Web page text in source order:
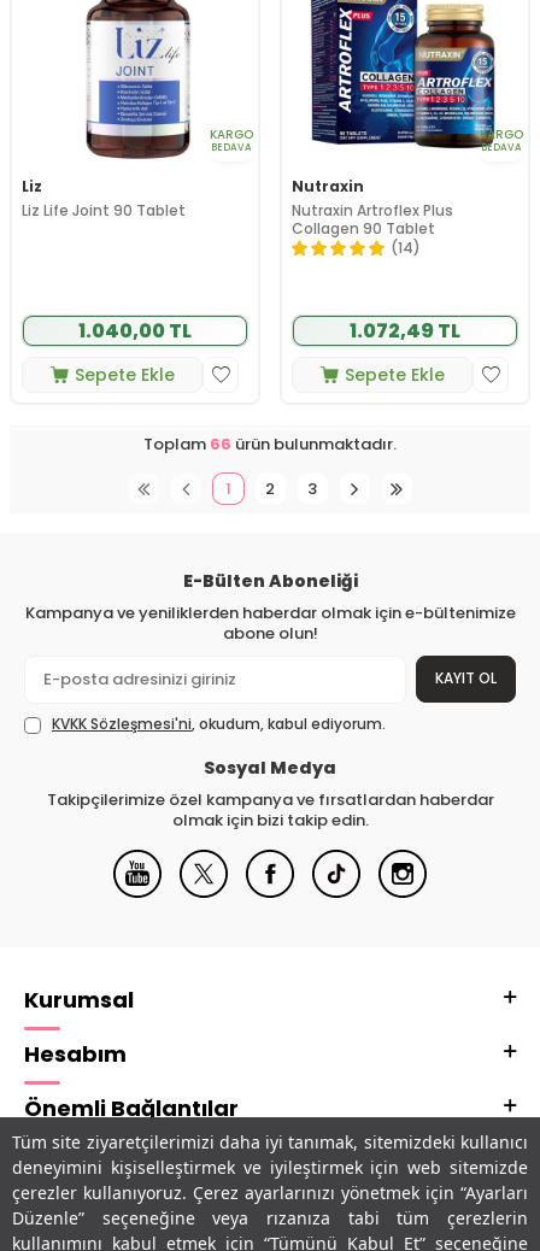
Tüm site ziyaretçilerimizi daha iyi tanımak, sitemizdeki kullanıcı
deneyimini kişiselleştirmek ve iyileştirmek için web sitemizde
çerezler kullanıyoruz. Çerez ayarlarınızı yönetmek için “Ayarları
Düzenle” seçeneğine veya rızanıza tabi tüm çerezlerin
kullanımını kabul etmek için “Tümünü Kabul Et” seçeneğine
KARGO
BEDAVA
Liz
Liz Life Joint 90 Tablet
1.040,00 TL
Sepete Ekle
KARGO
BEDAVA
Nutraxin
Nutraxin Artroflex Plus
Collagen 90 Tablet
(14)
1.072,49 TL
Sepete Ekle
Toplam 66 ürün bulunmaktadır.
1
2 3
E-Bülten Aboneliği
Kampanya ve yeniliklerden haberdar olmak için e-bültenimize
abone olun!
KAYIT OL
KVKK Sözleşmesi'ni, okudum, kabul ediyorum.
Sosyal Medya
Takipçilerimize özel kampanya ve fırsatlardan haberdar
olmak için bizi takip edin.
Kurumsal
Hesabım
Önemli Bağlantılar
Adres & İletişim
Uygulamalarımız